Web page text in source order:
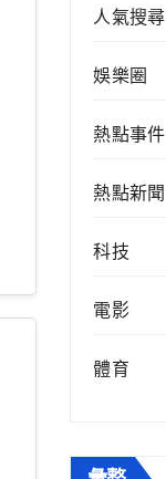
人氣搜尋
娛樂圈
熱點事件
熱點新聞
科技
電影
體育